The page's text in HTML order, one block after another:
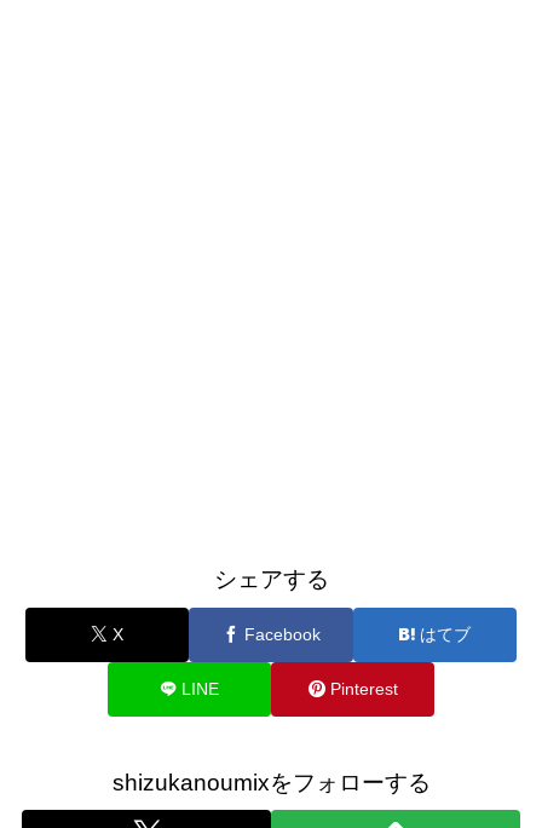
シェアする
X Facebook はてブ
LINE Pinterest
shizukanoumixをフォローする